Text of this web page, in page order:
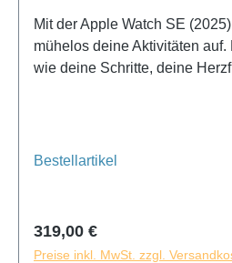
Mit der Apple Watch SE
mühelos deine Aktivitäten
wie deine Schritte, deine
Bestellartikel
Regulärer Preis:
319,00 €
Preise inkl. MwSt. zzgl.